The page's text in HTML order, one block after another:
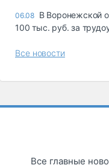
06.08 В Воронежской
100 тыс. руб. за
Все новости
Все главные